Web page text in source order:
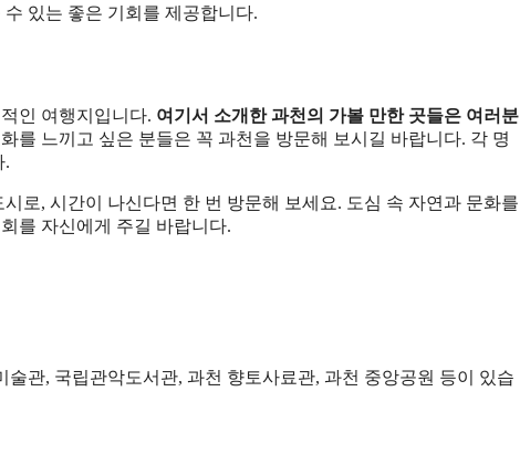
있는 좋은 기회를 제공합니다.
인 여행지입니다. 여기서 소개한 과천의 가볼 만한 곳들은 여러분
를 느끼고 싶은 분들은 꼭 과천을 방문해 보시길 바랍니다. 각 명
.
로, 시간이 나신다면 한 번 방문해 보세요. 도심 속 자연과 문화를
를 자신에게 주길 바랍니다.
관, 국립관악도서관, 과천 향토사료관, 과천 중앙공원 등이 있습